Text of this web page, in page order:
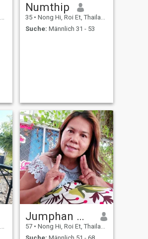
Numthip
35 • Nong Hi, Roi Et, Thailand
Suche: Männlich 31 - 53
Jumphan Wisetwongsa
57 • Nong Hi, Roi Et, Thailand